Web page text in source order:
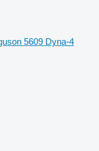
5609 Dyna-4